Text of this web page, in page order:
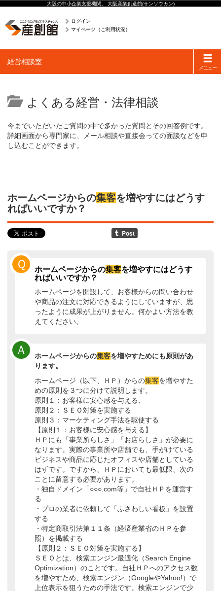
大阪の中小企業支援機関。 大阪産業創造館(サンソウカン)
ログイン
マイページ（ご利用状況）
Toggle
メニュー
経営相談室
よくある経営・法律相談
今までいただいたご質問の中で多かった質問とその回答例です。
詳細画面から専門家に、メール相談や直接会っての面談などを申
し込むことができます。
ホームページからの集客を増やすにはどうす
ればいいですか？
Ｑ ホームページからの集客を増やすにはどうす
ればいいですか？
ホームページを開設して、お客様からの問い合わせ
や商品の注文に対応できるようにしていますが、思
ったように成果が上がりません。何かよい方法を教
えてください。
Ａ ホームページからの集客を増やすためにも原則があ
ります。
ホームページ（以下、ＨＰ）からの集客を増やすた
めの原則を３つに分けて説明します。
原則１：お客様に安心感を与える、
原則２：ＳＥＯ対策を実施する
原則３：マーケティング手法を駆使する
【原則１：お客様に安心感を与える】
ＨＰにも「事業所らしさ」「お店らしさ」が必要に
なります。実際の事業所や店舗でも、手がけている
ビジネスや商品に応じたオフィスや店舗としている
はずです。ですから、ＨＰにおいても最低限、次の
ことに留意する必要があります。
・独自ドメイン「○○○.com等」で自社ＨＰを運営す
る
・プロの業者に依頼して「ふさわしい看板」を設置
する
・特定商取引法第１１条（経済産業省のＨＰを参
照）を掲載する
【原則２：ＳＥＯ対策を実施する】
ＳＥＯとは、検索エンジン最適化（Search Engine
Optimization）のことです。自社ＨＰへのアクセス数
を増やすため、検索エンジン（GoogleやYahoo!）で
上位表示を狙うための手法です。検索エンジンで少